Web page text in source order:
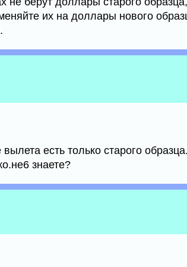
их на доллары нового
есть только старого
знаете?